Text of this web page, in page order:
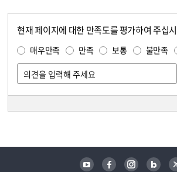
현재 페이지에 대한 만족도를 평가하여 주십
매우만족 만족 보통 불만족
유튜브 페이스북 인스타그램 블로그 트위터